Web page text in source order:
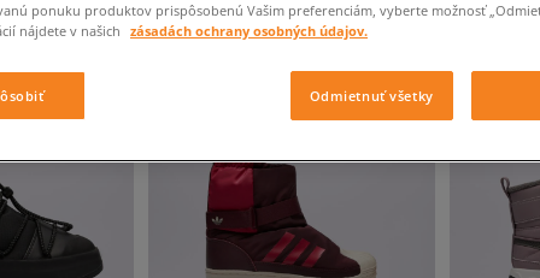
Puma Suede XL
Puma Palermo
Asics Gel-NYC Rugged
ponuku produktov prispôsobenú Vašim preferenciám, vyberte možnosť
nájdete v našich zásadách ochrany osobných údajov.
Odmietnuť všetky